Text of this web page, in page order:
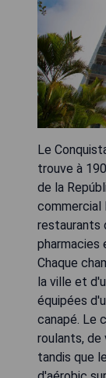
Le
trouve à
de la
commercial
restaurants
pharmacies
Chaque
la ville et
équipées
canapé. Le
roulants, de
tandis que